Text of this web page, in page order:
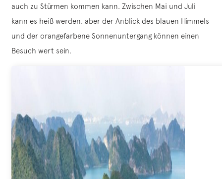
auch zu Stürmen kommen kann. Zwischen Mai und Juli
kann es heiß werden, aber der Anblick des blauen Himmels
und der orangefarbene Sonnenuntergang können einen
Besuch wert sein.